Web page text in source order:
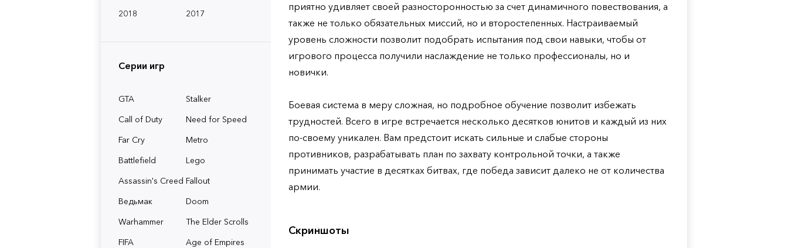
2018
2017
Серии игр
GTA
Stalker
Call of Duty
Need for Speed
Far Cry
Metro
Battlefield
Lego
Assassin's Creed Fallout
Ведьмак
Doom
Warhammer
The Elder Scrolls
FIFA
Age of Empires
приятно удивляет своей разносторонностью за счет динамичного повествования, а
также не только обязательных миссий, но и второстепенных. Настраиваемый
уровень сложности позволит подобрать испытания под свои навыки, чтобы от
игрового процесса получили наслаждение не только профессионалы, но и
новички.
Боевая система в меру сложная, но подробное обучение позволит избежать
трудностей. Всего в игре встречается несколько десятков юнитов и каждый из них
по-своему уникален. Вам предстоит искать сильные и слабые стороны
противников, разрабатывать план по захвату контрольной точки, а также
принимать участие в десятках битвах, где победа зависит далеко не от количества
армии.
Скриншоты